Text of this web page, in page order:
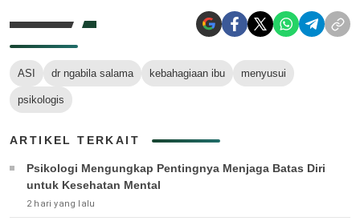
ASI dr ngabila salama kebahagiaan ibu menyusui
psikologis
ARTIKEL TERKAIT
Psikologi Mengungkap Pentingnya Menjaga Batas Diri
untuk Kesehatan Mental
2 hari yang lalu